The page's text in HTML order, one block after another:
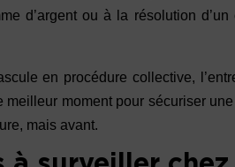
d’argent ou à la résolution
en procédure collective,
moment pour sécuriser
mais avant.